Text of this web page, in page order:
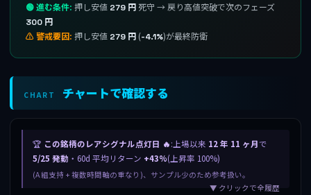
🟢 進む条件: 押し安値 279 円 死守 → 戻り高値突破で次のフェーズ
300 円
⚠ 警戒要因: 押し安値 279 円 (-4.1%)が最終防衛
CHART チャートで確認する
🏆 この銘柄のレアシグナル点灯日 🔥:上場以来 12 年 11 ヶ月で
5/25 発動 ・60d 平均リターン +43%(上昇率 100%)
(A 組支持 + 複数時間軸の重なり)、サンプル少のため参考扱い。
▼ クリックで全履歴